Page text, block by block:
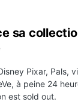
sa
Pixar, Pals,
à peine 24
est sold out.